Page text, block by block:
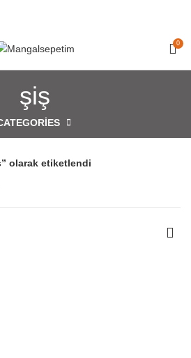
0
şiş
olarak etiketlendi